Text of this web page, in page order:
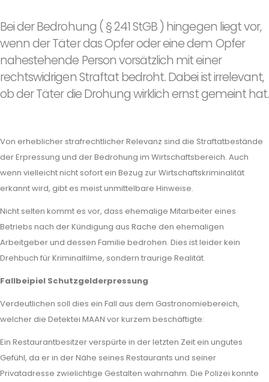
Bei der Bedrohung ( § 241 StGB ) hingegen liegt vor,
wenn der Täter das Opfer oder eine dem Opfer
nahestehende Person vorsätzlich mit einer
rechtswidrigen Straftat bedroht.Dabei ist irrelevant,
ob der Täter die Drohung wirklich ernst gemeint hat.
Von erheblicher strafrechtlicher Relevanz sind die Straftatbestände
der Erpressung und der Bedrohung im Wirtschaftsbereich. Auch
wenn vielleicht nicht sofort ein Bezug zur Wirtschaftskriminalität
erkannt wird, gibt es meist unmittelbare Hinweise.
Nicht selten kommt es vor, dass ehemalige Mitarbeiter eines
Betriebs nach der Kündigung aus Rache den ehemaligen
Arbeitgeber und dessen Familie bedrohen. Dies ist leider kein
Drehbuch für Kriminalfilme, sondern traurige Realität.
Fallbeipiel Schutzgelderpressung
Verdeutlichen soll dies ein Fall aus dem Gastronomiebereich,
welcher die Detektei MAAN vor kurzem beschäftigte:
Ein Restaurantbesitzer verspürte in der letzten Zeit ein ungutes
Gefühl, da er in der Nähe seines Restaurants und seiner
Privatadresse zwielichtige Gestalten wahrnahm. Die Polizei konnte